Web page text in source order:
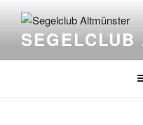
Inhalt
springenSEGELCLUB